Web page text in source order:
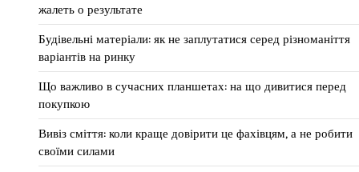
жалеть о результате
Будівельні матеріали: як не заплутатися серед різноманіття
варіантів на ринку
Що важливо в сучасних планшетах: на що дивитися перед
покупкою
Вивіз сміття: коли краще довірити це фахівцям, а не робити
своїми силами